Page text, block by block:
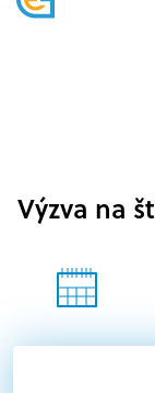
Výzva na